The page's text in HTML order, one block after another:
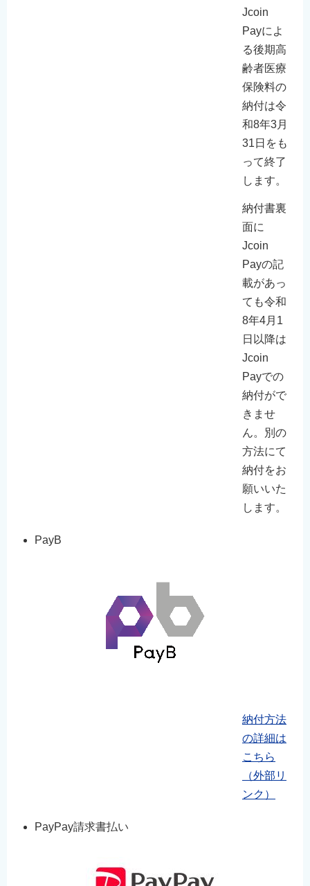
Jcoin
Payによ
る後期高
齢者医療
保険料の
納付は令
和8年3月
31日をも
って終了
します。
納付書裏
面に
Jcoin
Payの記
載があっ
ても令和
8年4月1
日以降は
Jcoin
Payでの
納付がで
きませ
ん。別の
方法にて
納付をお
願いいた
します。
PayB
納付方法
の詳細は
こちら
（外部リ
ンク）
PayPay請求書払い